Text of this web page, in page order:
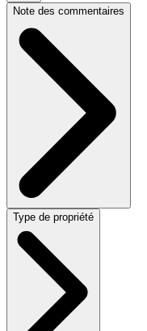
Note des commentaires
Type de propriété